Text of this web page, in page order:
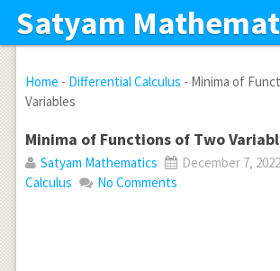
Satyam
Home - Differential Calculus - Minima of
Variables
Minima of Functions of Two
Satyam Mathematics December 7, 2022
Calculus
No Comments